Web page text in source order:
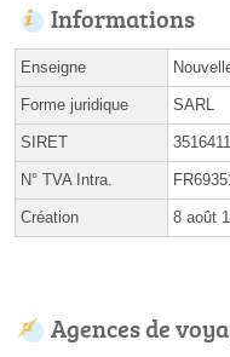
Informations
Enseigne
Forme juridique SARL
SIRET
N° TVA Intra.
Création 8 août
Agences de